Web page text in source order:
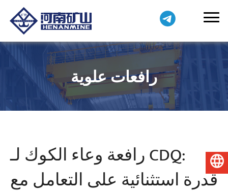
رافعات علوية
رافعة وعاء الكوك لـ CDQ:
قدرة استثنائية على التعامل مع
العربية